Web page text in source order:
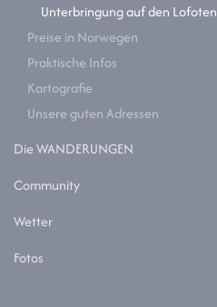
Unterbringung auf den Lofoten
Preise in Norwegen
Praktische Infos
Kartografie
Unsere guten Adressen
Die WANDERUNGEN
Community
Wetter
Fotos